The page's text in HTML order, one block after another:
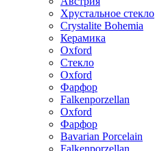
Хрустальное стекло
Crystalite Bohemia
Керамика
Oxford
Стекло
Oxford
Фарфор
Falkenporzellan
Oxford
Фарфор
Bavarian Porcelain
Falkenporzellan